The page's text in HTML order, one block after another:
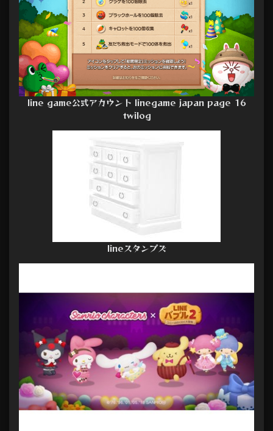
line game公式アカウント linegame japan page 16
twilog
lineスタンプズ